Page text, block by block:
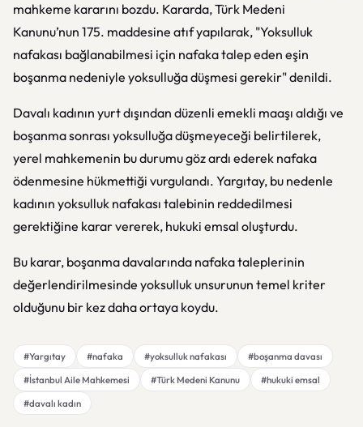
mahkeme kararını bozdu. Kararda, Türk Medeni
Kanunu’nun 175. maddesine atıf yapılarak, "Yoksulluk
nafakası bağlanabilmesi için nafaka talep eden eşin
boşanma nedeniyle yoksulluğa düşmesi gerekir" denildi.
Davalı kadının yurt dışından düzenli emekli maaşı aldığı ve
boşanma sonrası yoksulluğa düşmeyeceği belirtilerek,
yerel mahkemenin bu durumu göz ardı ederek nafaka
ödenmesine hükmettiği vurgulandı. Yargıtay, bu nedenle
kadının yoksulluk nafakası talebinin reddedilmesi
gerektiğine karar vererek, hukuki emsal oluşturdu.
Bu karar, boşanma davalarında nafaka taleplerinin
değerlendirilmesinde yoksulluk unsurunun temel kriter
olduğunu bir kez daha ortaya koydu.
#Yargıtay #nafaka #yoksulluk nafakası
#boşanma davası
#İstanbul Aile Mahkemesi
#Türk Medeni Kanunu
#hukuki emsal
#davalı kadın